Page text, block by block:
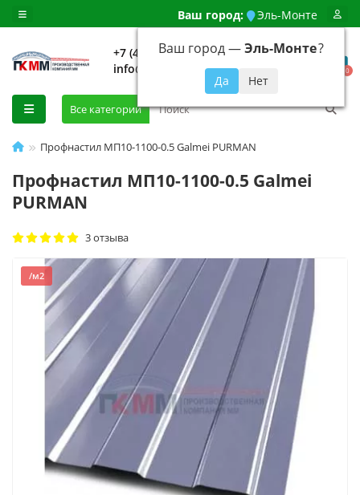
Ваш город: Эль-Монте
Ваш город —Эль-Монте?
+7 (499) 648-92-94
info@evroshtaketnikmoskva.ru
0
Все категории
Профнастил МП10-1100-0.5 Galmei PURMAN
Профнастил МП10-1100-0.5 Galmei
PURMAN
3 отзыва
/м2